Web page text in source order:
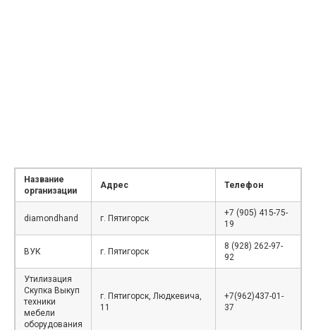
Название
организации
Адрес Телефон
diamondhand г. Пятигорск
+7 (905) 415-75-
19
ВУК г. Пятигорск
8 (928) 262-97-
92
Утилизация
Скупка Выкуп
техники
мебели
оборудования
г. Пятигорск, Людкевича,
11
+7(962)437-01-
37